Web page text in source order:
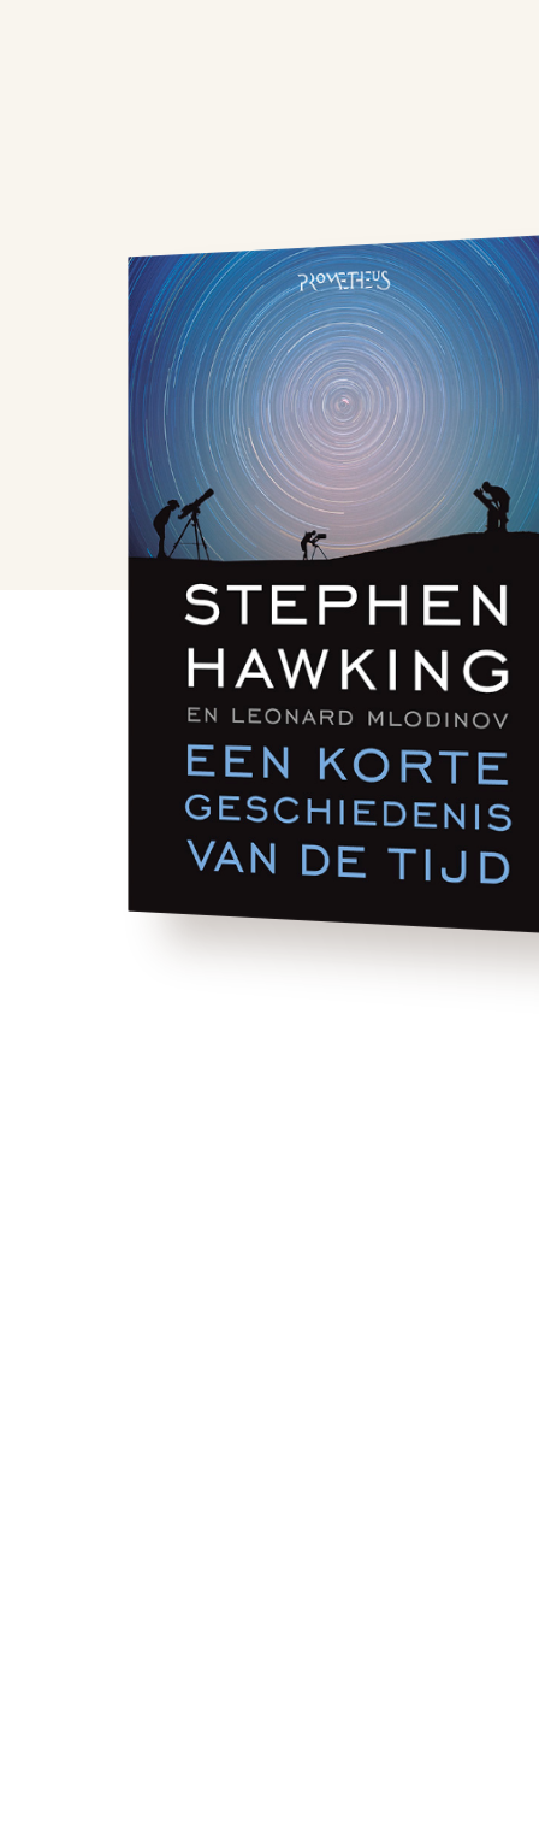
De plaats die wij mensen innemen in de
enorme kosmos kan soms ronduit
onbeduidend aanvoelen. Daarom
proberen we er iets van te begrijpen en
onze plaats daarin te duiden. De afstand
van de planeten en de sterren tot de
aarde …